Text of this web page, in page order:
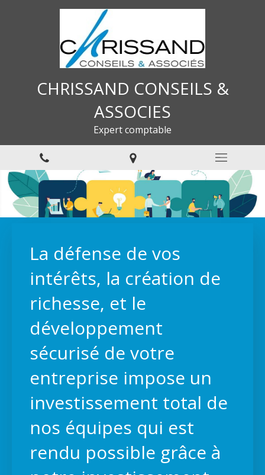
CHRISSAND CONSEILS &
ASSOCIES
Expert comptable
La défense de vos
intérêts, la création de
richesse, et le
développement
sécurisé de votre
entreprise impose un
investissement total de
nos équipes qui est
rendu possible grâce à